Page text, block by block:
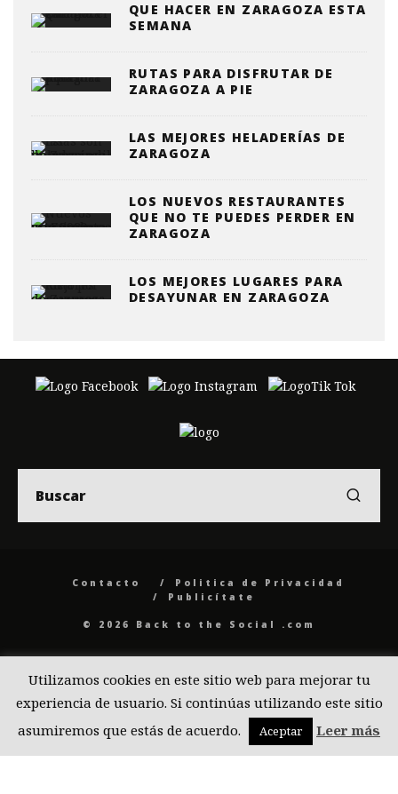
QUE HACER EN ZARAGOZA ESTA
SEMANA
RUTAS PARA DISFRUTAR DE
ZARAGOZA A PIE
LAS MEJORES HELADERÍAS DE
ZARAGOZA
LOS NUEVOS RESTAURANTES
QUE NO TE PUEDES PERDER EN
ZARAGOZA
LOS MEJORES LUGARES PARA
DESAYUNAR EN ZARAGOZA
Contacto
Politica de Privacidad
Publicítate
© 2026 Back to the Social .com
Utilizamos cookies en este sitio web para mejorar tu
experiencia de usuario. Si continúas utilizando este sitio
asumiremos que estás de acuerdo.
Aceptar Leer más